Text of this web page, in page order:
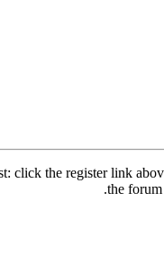
click the register link
the